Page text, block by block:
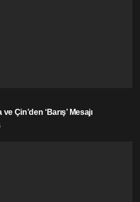
Çin’den ‘Barış’ Mesajı